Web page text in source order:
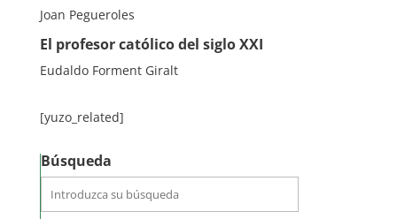
Joan Pegueroles
El profesor católico del siglo XXI
Eudaldo Forment Giralt
[yuzo_related]
Búsqueda